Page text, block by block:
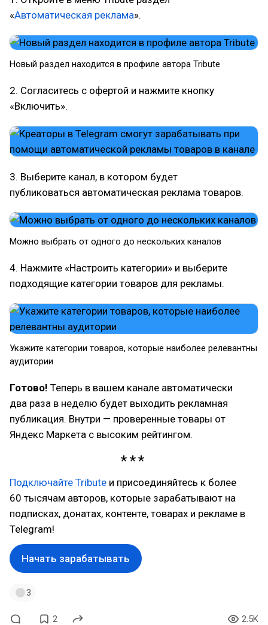
«Автоматическая реклама».
Новый раздел находится в профиле автора Tribute
2. Согласитесь с офертой и нажмите кнопку
«Включить».
3. Выберите канал, в котором будет
публиковаться автоматическая реклама товаров.
Можно выбрать от одного до нескольких каналов
4. Нажмите «Настроить категории» и выберите
подходящие категории товаров для рекламы.
Укажите категории товаров, которые наиболее релевантны
аудитории
Готово! Теперь в вашем канале автоматически
два раза в неделю будет выходить рекламная
публикация. Внутри — проверенные товары от
Яндекс Маркета с высоким рейтингом.
Подключайте Tribute и присоединяйтесь к более
60 тысячам авторов, которые зарабатывают на
подписках, донатах, контенте, товарах и рекламе в
Telegram!
Начать зарабатывать
3
2 2.5K